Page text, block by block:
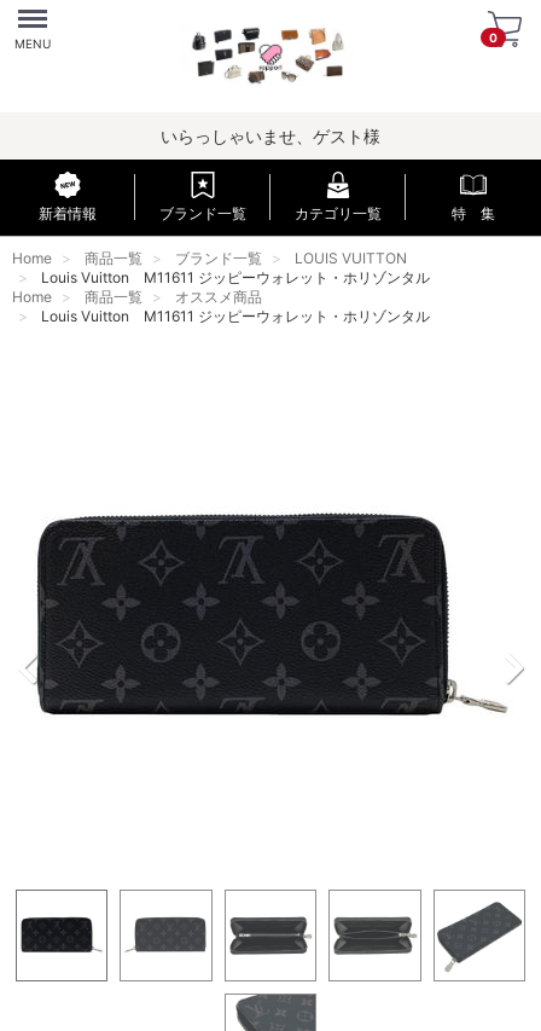
Menu
MENU 0
いらっしゃいませ、ゲスト様
新着情報 ブランド一覧 カテゴリ一覧 特 集
Home 商品一覧 ブランド一覧
LOUIS VUITTON
Louis Vuitton M11611 ジッピーウォレット・ホリゾンタル
Home
商品一覧
オススメ商品
Louis Vuitton M11611 ジッピーウォレット・ホリゾンタル